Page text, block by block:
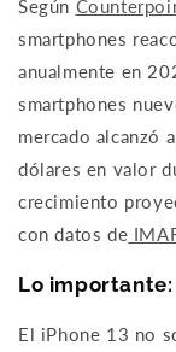
Según
smartphones
anualmente en
smartphones
mercado alcanzó
dólares en valor
crecimiento
con datos de
Lo
El iPhone 13 no